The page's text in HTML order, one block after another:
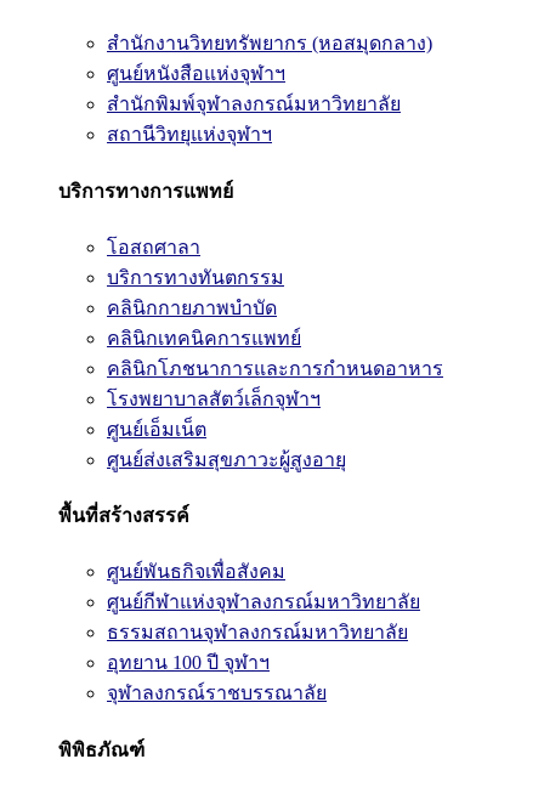
สำนักงานวิทยทรัพยากร (หอสมุดกลาง)
ศูนย์หนังสือแห่งจุฬาฯ
สำนักพิมพ์จุฬาลงกรณ์มหาวิทยาลัย
สถานีวิทยุแห่งจุฬาฯ
บริการทางการแพทย์
โอสถศาลา
บริการทางทันตกรรม
คลินิกกายภาพบำบัด
คลินิกเทคนิคการแพทย์
คลินิกโภชนาการและการกำหนดอาหาร
โรงพยาบาลสัตว์เล็กจุฬาฯ
ศูนย์เอ็มเน็ต
ศูนย์ส่งเสริมสุขภาวะผู้สูงอายุ
พื้นที่สร้างสรรค์
ศูนย์พันธกิจเพื่อสังคม
ศูนย์กีฬาแห่งจุฬาลงกรณ์มหาวิทยาลัย
ธรรมสถานจุฬาลงกรณ์มหาวิทยาลัย
อุทยาน 100 ปี จุฬาฯ
จุฬาลงกรณ์ราชบรรณาลัย
พิพิธภัณฑ์